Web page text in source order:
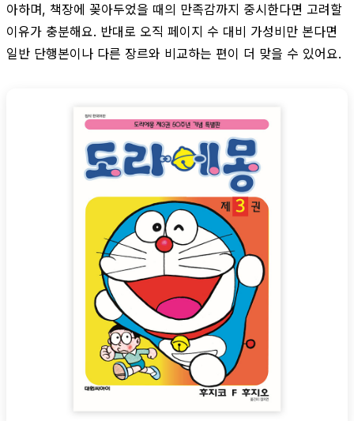
아하며, 책장에 꽂아두었을 때의 만족감까지 중시한다면 고려할
이유가 충분해요. 반대로 오직 페이지 수 대비 가성비만 본다면
일반 단행본이나 다른 장르와 비교하는 편이 더 맞을 수 있어요.